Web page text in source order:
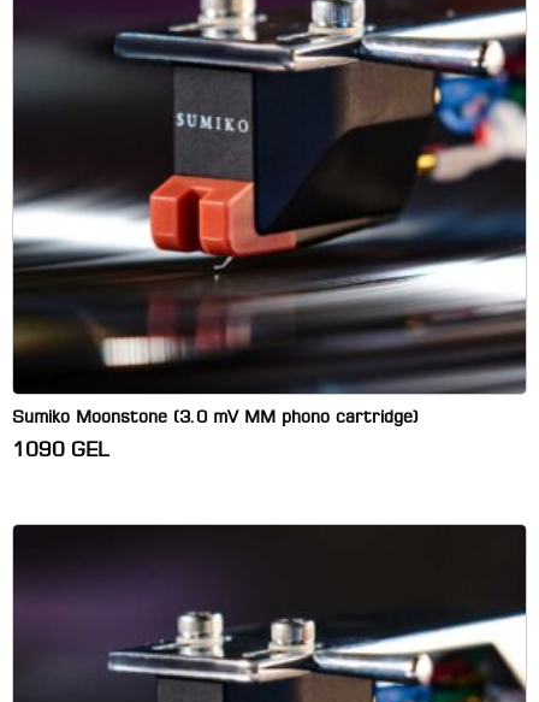
Sumiko Moonstone (3.0 mV MM phono cartridge)
1090 GEL